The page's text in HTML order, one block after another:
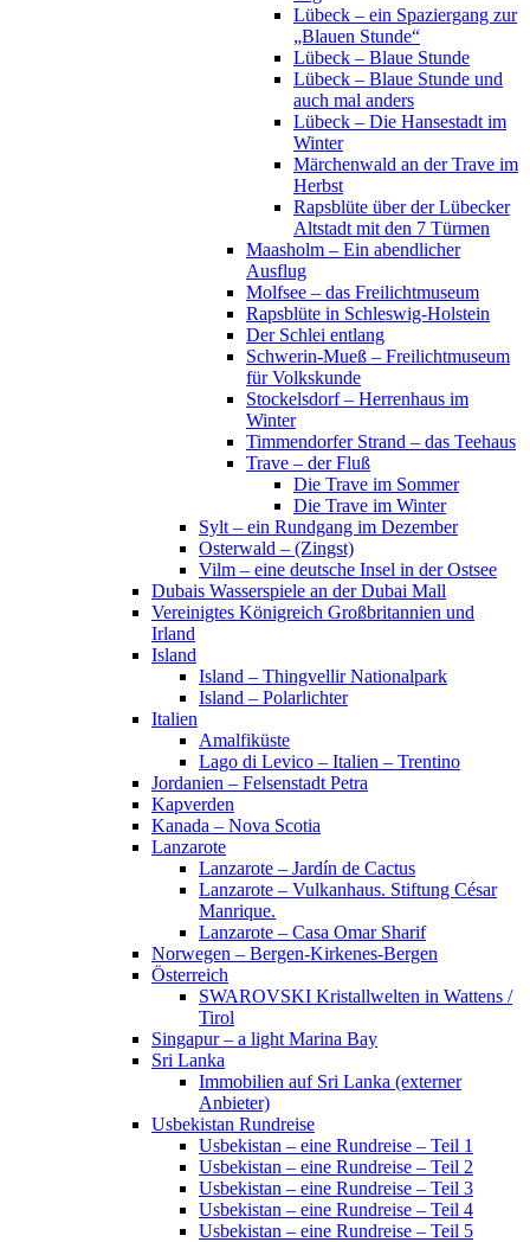
Lübeck – ein Spaziergang zur
„Blauen Stunde“
Lübeck – Blaue Stunde
Lübeck – Blaue Stunde und
auch mal anders
Lübeck – Die Hansestadt im
Winter
Märchenwald an der Trave im
Herbst
Rapsblüte über der Lübecker
Altstadt mit den 7 Türmen
Maasholm – Ein abendlicher
Ausflug
Molfsee – das Freilichtmuseum
Rapsblüte in Schleswig-Holstein
Der Schlei entlang
Schwerin-Mueß – Freilichtmuseum
für Volkskunde
Stockelsdorf – Herrenhaus im
Winter
Timmendorfer Strand – das Teehaus
Trave – der Fluß
Die Trave im Sommer
Die Trave im Winter
Sylt – ein Rundgang im Dezember
Osterwald – (Zingst)
Vilm – eine deutsche Insel in der Ostsee
Dubais Wasserspiele an der Dubai Mall
Vereinigtes Königreich Großbritannien und
Irland
Island
Island – Thingvellir Nationalpark
Island – Polarlichter
Italien
Amalfiküste
Lago di Levico – Italien – Trentino
Jordanien – Felsenstadt Petra
Kapverden
Kanada – Nova Scotia
Lanzarote
Lanzarote – Jardín de Cactus
Lanzarote – Vulkanhaus. Stiftung César
Manrique.
Lanzarote – Casa Omar Sharif
Norwegen – Bergen-Kirkenes-Bergen
Österreich
SWAROVSKI Kristallwelten in Wattens /
Tirol
Singapur – a light Marina Bay
Sri Lanka
Immobilien auf Sri Lanka (externer
Anbieter)
Usbekistan Rundreise
Usbekistan – eine Rundreise – Teil 1
Usbekistan – eine Rundreise – Teil 2
Usbekistan – eine Rundreise – Teil 3
Usbekistan – eine Rundreise – Teil 4
Usbekistan – eine Rundreise – Teil 5